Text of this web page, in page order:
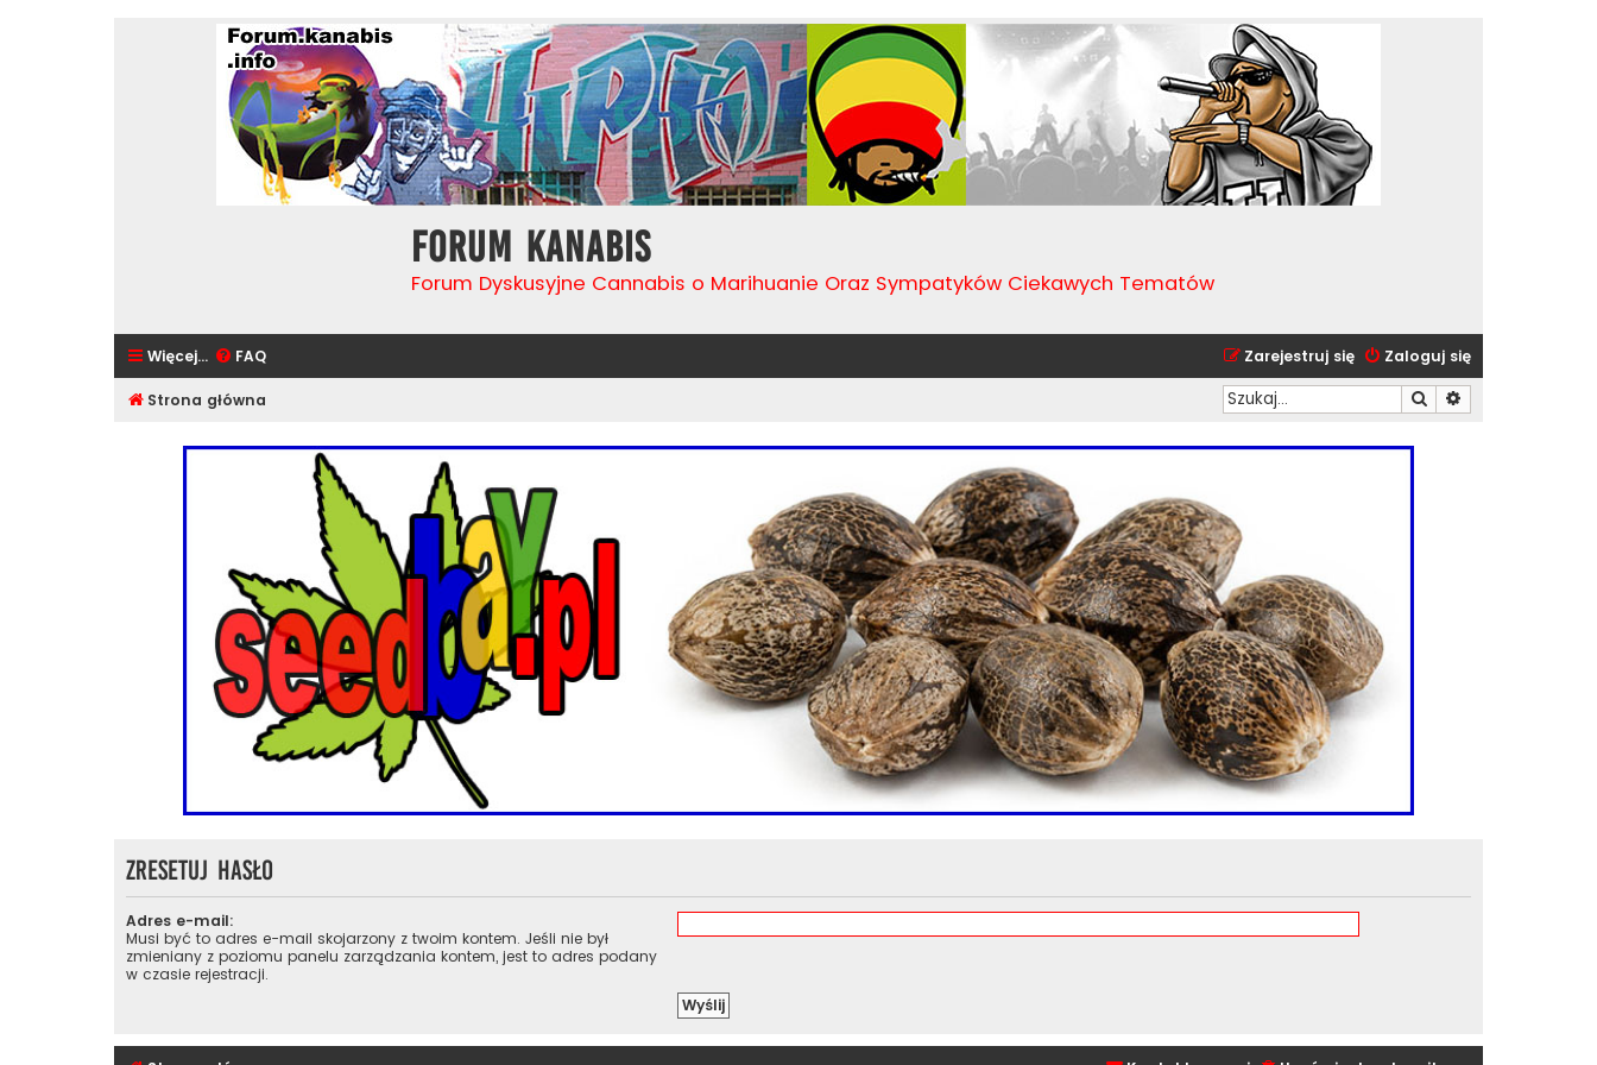
Forum Kanabis
Forum Dyskusyjne Cannabis o Marihuanie Oraz Sympatyków Ciekawych Tematów
Więcej… FAQ Zaloguj się
Zarejestruj się
Strona główna Szukaj
Zresetuj hasło
Adres e-mail:
Musi być to adres e-mail skojarzony z twoim kontem. Jeśli nie był
zmieniany z poziomu panelu zarządzania kontem, jest to adres podany
w czasie rejestracji.